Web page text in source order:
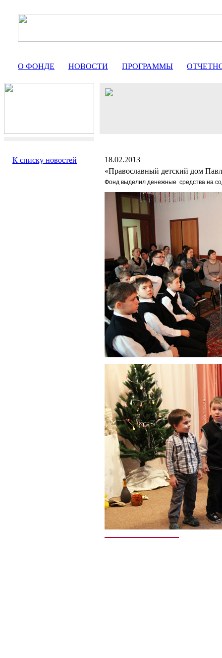
О ФОНДЕ НОВОСТИ ПРОГРАММЫ
К списку новостей
18.02.2013
«Православный детский дом
Фонд выделил денежные средства на